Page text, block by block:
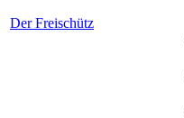
Der Freischütz